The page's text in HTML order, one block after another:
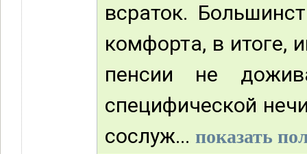
всраток.
комфорта, в
пенсии не
специфической
сослуж... показать